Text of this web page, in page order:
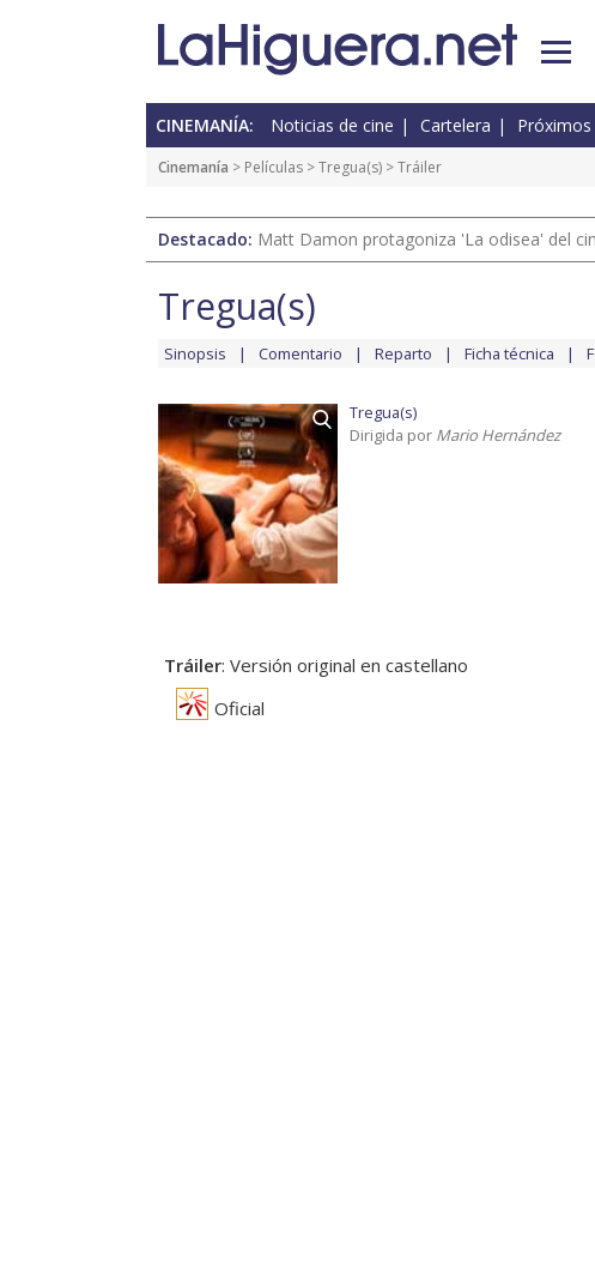
CINEMANÍA: Noticias de cine Cartelera
Cinemanía > Películas >Tregua(s) > Tráiler
Destacado: Matt Damon protagoniza 'La odisea' del
Tregua(s)
Sinopsis Comentario Reparto Ficha técnica
Tregua(s)
Dirigida por Mario Hernández
Tráiler: Versión original en castellano
Oficial